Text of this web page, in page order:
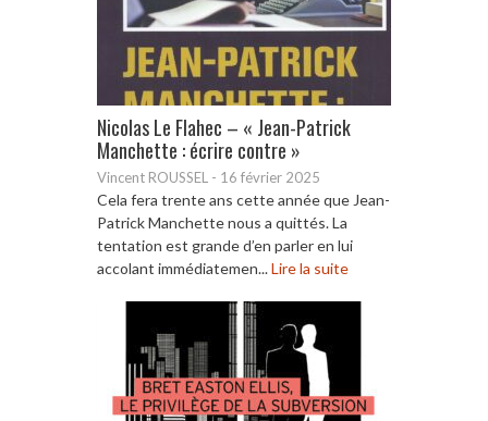
Nicolas Le Flahec – « Jean-Patrick
Manchette : écrire contre »
Vincent ROUSSEL - 16 février 2025
Cela fera trente ans cette année que Jean-
Patrick Manchette nous a quittés. La
tentation est grande d’en parler en lui
accolant immédiatemen...Lire la suite